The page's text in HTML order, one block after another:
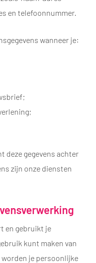
en telefoonnummer.
wanneer je:
deze gegevens achter
zijn onze diensten
en gebruikt je
kunt maken van
je persoonlijke